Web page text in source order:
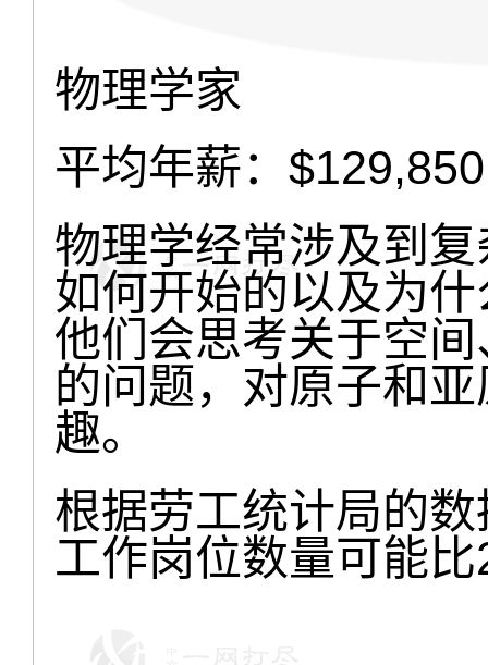
物理学家
平均年薪：$129,850
物理学经常涉及到
如何开始的以及为
他们会思考关于空
的问题，对原子和
趣。
根据劳工统计局的
工作岗位数量可能